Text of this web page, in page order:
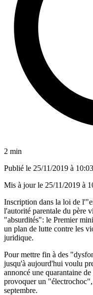
2 min
Publié le 25/11/2019 à 10:03
Mis à jour le 25/11/2019 à
Inscription dans la loi de
l'autorité parentale du père
"absurdités": le Premier
un plan de lutte contre les
juridique.
Pour mettre fin à des
jusqu'à aujourd'hui voulu
annoncé une quarantaine
provoquer un
septembre.